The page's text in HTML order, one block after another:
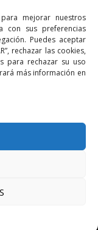
mejorar nuestros
con sus preferencias
Puedes aceptar
rechazar las cookies,
para rechazar su uso
más información en
(Bcn)
95
Notice